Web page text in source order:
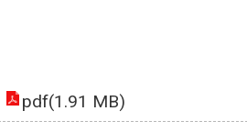
pdf(1.91 MB)